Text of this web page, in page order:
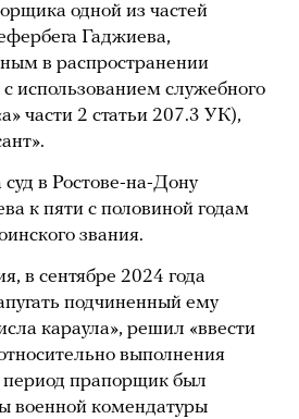
одной из частей
Гаджиева,
в распространении
использованием служебного
части 2 статьи 207.3 УК),
в Ростове-на-Дону
к пяти с половиной годам
звания.
в сентябре 2024 года
подчиненный ему
караула», решил «ввести
выполнения
период прапорщик был
военной комендатуры